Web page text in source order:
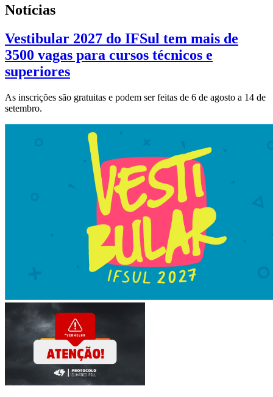
Notícias
Vestibular 2027 do IFSul tem mais de
3500 vagas para cursos técnicos e
superiores
As inscrições são gratuitas e podem ser feitas de 6 de agosto a 14 de
setembro.